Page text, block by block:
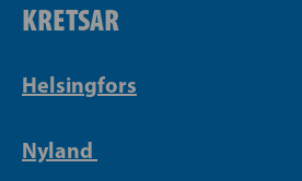
KRETSAR
Helsingfors
Nyland